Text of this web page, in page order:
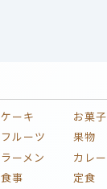
ケーキ お菓子
フルーツ 果物
ラーメン カレー
食事 定食